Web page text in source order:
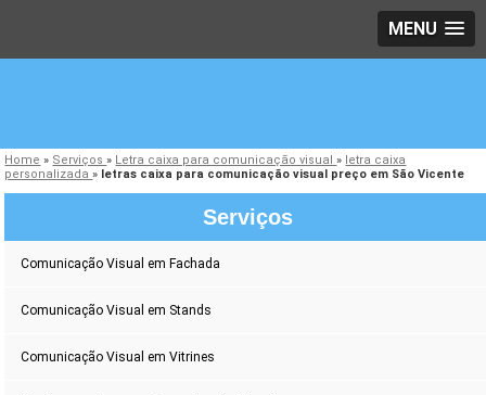
MENU
Home » Serviços» Letra caixa para comunicação visual» letra caixa
personalizada» letras caixa para comunicação visual preço em São Vicente
Serviços
Comunicação Visual em Fachada
Comunicação Visual em Stands
Comunicação Visual em Vitrines